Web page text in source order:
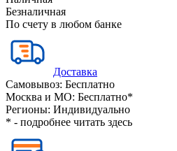
Безналичная
По счету в любом банке
Доставка
Самовывоз: Бесплатно
Москва и МО: Бесплатно*
Регионы: Индивидуально
* - подробнее читать здесь